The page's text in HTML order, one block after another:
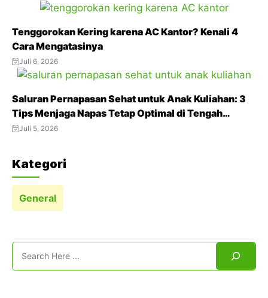
p
m
s
Tenggorokan Kering karena AC Kantor? Kenali 4
Cara Mengatasinya
Juli 6, 2026
Saluran Pernapasan Sehat untuk Anak Kuliahan: 3
Tips Menjaga Napas Tetap Optimal di Tengah
Aktivitas Padat
Juli 5, 2026
Kategori
General
Search